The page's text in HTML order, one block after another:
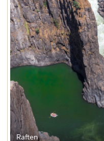
Raften